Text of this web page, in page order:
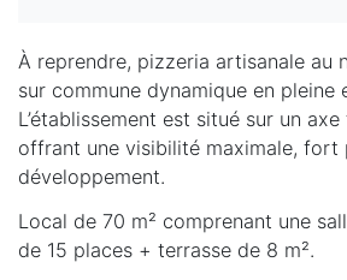
À reprendre, pizzeria artisanale au
sur commune dynamique en pleine
L’établissement est situé sur un
offrant une visibilité maximale, fort
développement.
Local de 70 m² comprenant une
de 15 places + terrasse de 8 m².